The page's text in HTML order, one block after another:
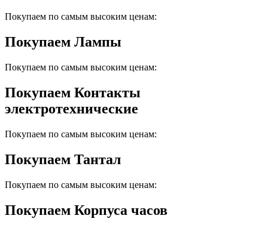
Покупаем по самым высоким ценам:
Покупаем Лампы
Покупаем по самым высоким ценам:
Покупаем Контакты
электротехнические
Покупаем по самым высоким ценам:
Покупаем Тантал
Покупаем по самым высоким ценам:
Покупаем Корпуса часов